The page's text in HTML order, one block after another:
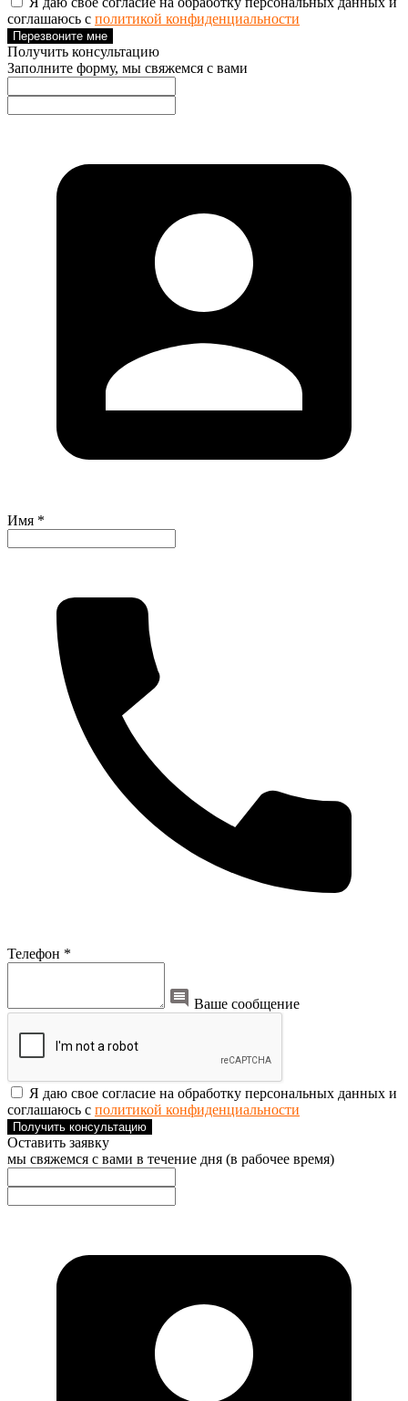
соглашаюсь с политикой конфиденциальности
Перезвоните мне
Получить консультацию
Заполните форму, мы свяжемся с вами
Имя *
Телефон *
Ваше сообщение
Я даю свое согласие на обработку персональных данных и
соглашаюсь с политикой конфиденциальности
Получить консультацию
Оставить заявку
мы свяжемся с вами в течение дня (в рабочее время)